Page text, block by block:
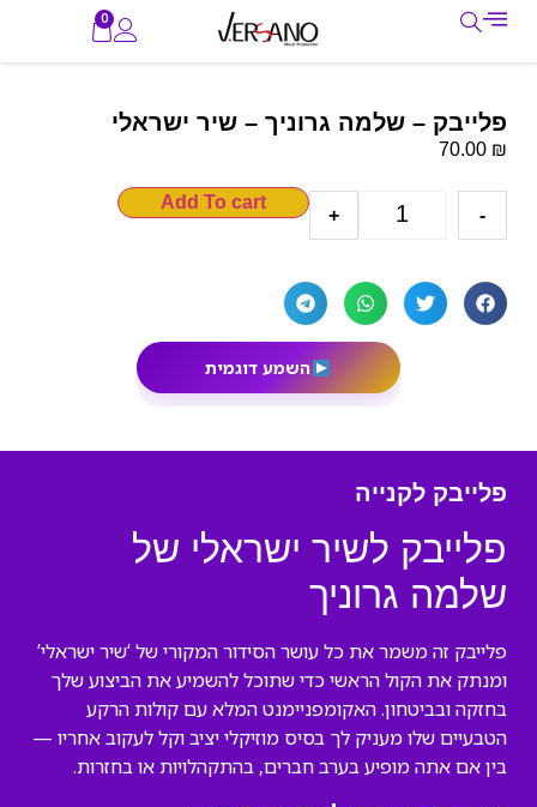
0
פלייבק – שלמה גרוניך – שיר ישראלי
70.00 ₪
-
+
Add To cart
השמע דוגמית
פלייבק לקנייה
פלייבק לשיר ישראלי של
שלמה גרוניך
פלייבק זה משמר את כל עושר הסידור המקורי של ‘שיר ישראלי’
ומנתק את הקול הראשי כדי שתוכל להשמיע את הביצוע שלך
בחזקה ובביטחון. האקומפניימנט המלא עם קולות הרקע
הטבעיים שלו מעניק לך בסיס מוזיקלי יציב וקל לעקוב אחריו —
בין אם אתה מופיע בערב חברים, בהתקהלויות או בחזרות.